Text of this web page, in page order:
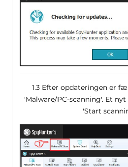
1.3 Efter opdateringen er
'Malware/PC-scanning'. Et
'Start